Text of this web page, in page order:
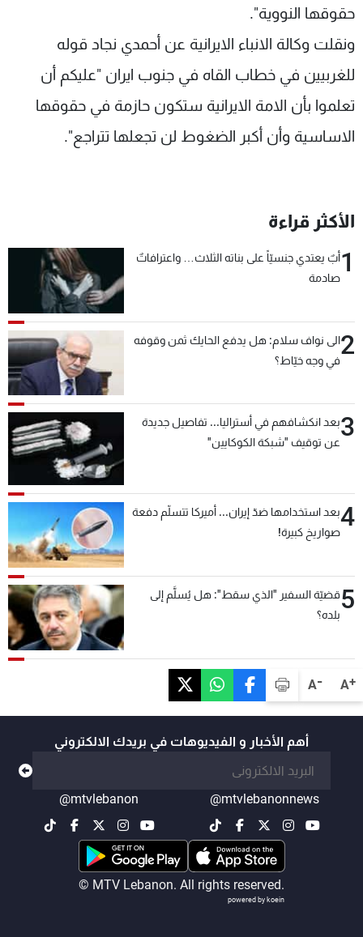
A+
A-
حقوقها النووية".
ونقلت وكالة الانباء الايرانية عن أحمدي نجاد قوله
للغربيين في خطاب القاه في جنوب ايران "عليكم أن
تعلموا بأن الامة الايرانية ستكون حازمة في حقوقها
الاساسية وأن أكبر الضغوط لن تجعلها تتراجع".
الأكثر قراءة
1أبٌ يعتدي جنسيّاً على بناته الثلاث… واعترافاتٌ
صادمة
2الى نواف سلام: هل يدفع الحايك ثمن وقوفه
في وجه خيّاط؟
3بعد انكشافهم في أستراليا... تفاصيل جديدة
عن توقيف "شبكة الكوكايين"
4بعد استخدامها ضدّ إيران... أميركا تتسلّم دفعة
صواريخ كبيرة!
5قضيّة السفير "الذي سقط": هل يُسلَّم إلى
بلده؟
أهم الأخبار و الفيديوهات في بريدك الالكتروني
@mtvlebanonnews
@mtvlebanon
© MTV Lebanon. All rights reserved.
powered by koein